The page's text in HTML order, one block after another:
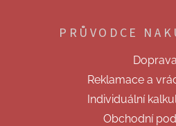
PRŮVODCE
Doprava
Reklamace a
Individuální
Obchodní